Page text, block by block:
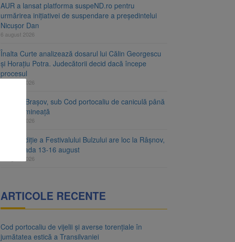
AUR a lansat platforma suspeND.ro pentru
urmărirea inițiativei de suspendare a președintelui
Nicușor Dan
6 august 2026
Înalta Curte analizează dosarul lui Călin Georgescu
și Horațiu Potra. Judecătorii decid dacă începe
procesul
6 august 2026
Județul Brașov, sub Cod portocaliu de caniculă până
vineri dimineață
6 august 2026
Prima ediție a Festivalului Bulzului are loc la Râșnov,
în perioada 13-16 august
6 august 2026
ARTICOLE RECENTE
Cod portocaliu de vijelii și averse torențiale în
jumătatea estică a Transilvaniei